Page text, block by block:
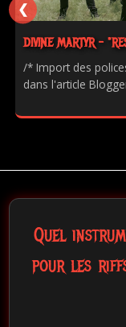
DIVINE MARTYR -
/* Import des
dans l'article
❮
Quel
pour les